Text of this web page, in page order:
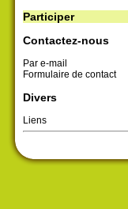
Participer
Contactez-nous
Par e-mail
Formulaire de contact
Divers
Liens